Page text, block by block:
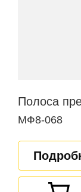
Полоса
МФ8-068